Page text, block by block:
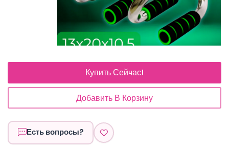
Купить Сейчас!
Добавить В Корзину
Есть вопросы?